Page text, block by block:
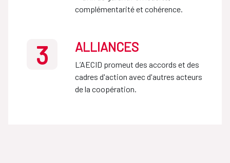
complémentarité et cohérence.
3 ALLIANCES
L’AECID promeut des accords et des
cadres d'action avec d'autres acteurs
de la coopération.